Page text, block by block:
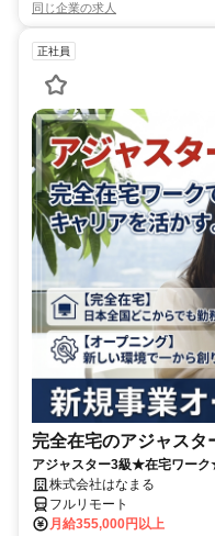
同じ企業の求人
正社員
完全在宅のアジャスタ
アジャスター3級★在宅ワー
株式会社はなまる
フルリモート
月給355,000円以上